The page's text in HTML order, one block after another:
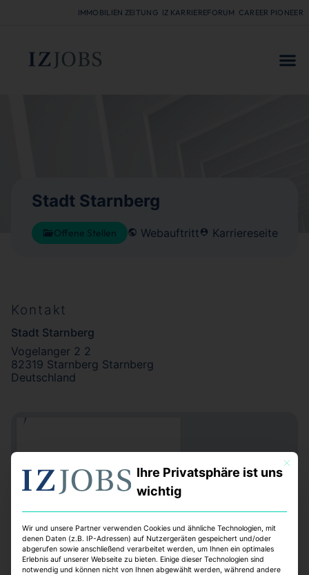
IMMOBILIEN ZEITUNG IZ KARRIEREFORUM CAREER PIONEER
Stadt Starnberg
Offene Stellen Webauftritt Karriereseite
Kontakt
Stadt Starnberg
Vogelanger 2 2
82319 Starnberg Starnberg
Deutschland
Mit
Ihre Privatsphäre ist uns
wichtig
Wir und unsere Partner verwenden Cookies und ähnliche Technologien, mit
denen Daten (z.B. IP-Adressen) auf Nutzergeräten gespeichert und/oder
abgerufen sowie anschließend verarbeitet werden, um Ihnen ein optimales
Erlebnis auf unserer Webseite zu bieten. Einige dieser Technologien sind
notwendig und können nicht von Ihnen abgewählt werden, während andere